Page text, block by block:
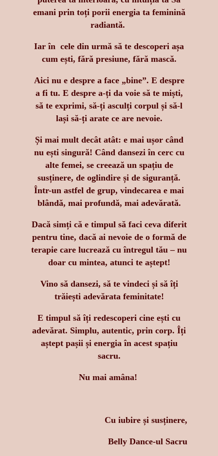
emani prin toți porii energia ta feminină
radiantă.
Iar în cele din urmă să te descoperi așa
cum ești, fără presiune, fără mască.
Aici nu e despre a face „bine”. E despre
a fi tu. E despre a-ți da voie să te miști,
să te exprimi, să-ți asculți corpul și să-l
lași să-ți arate ce are nevoie.
Și mai mult decât atât: e mai ușor când
nu ești singură! Când dansezi în cerc cu
alte femei, se creează un spațiu de
susținere, de oglindire și de siguranță.
Într-un astfel de grup, vindecarea e mai
blândă, mai profundă, mai adevărată.
Dacă simți că e timpul să faci ceva diferit
pentru tine, dacă ai nevoie de o formă de
terapie care lucrează cu întregul tău – nu
doar cu mintea, atunci te aștept!
Vino să dansezi, să te vindeci și să îți
trăiești adevărata feminitate!
E timpul să îți redescoperi cine ești cu
adevărat. Simplu, autentic, prin corp. Îți
aștept pașii și energia în acest spațiu
sacru.
Nu mai amâna!
Cu iubire și susținere,
Belly Dance-ul Sacru